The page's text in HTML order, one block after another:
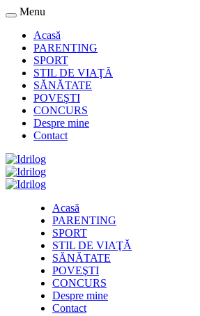
Menu
Acasă
PARENTING
SPORT
STIL DE VIAŢĂ
SĂNĂTATE
POVEŞTI
CONCURS
Despre mine
Contact
Acasă
PARENTING
SPORT
STIL DE VIAŢĂ
SĂNĂTATE
POVEŞTI
CONCURS
Despre mine
Contact